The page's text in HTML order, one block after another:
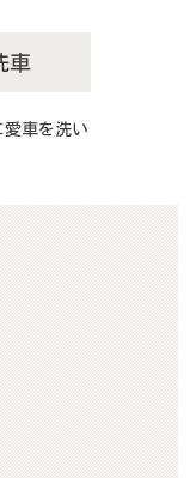
車
車を洗い